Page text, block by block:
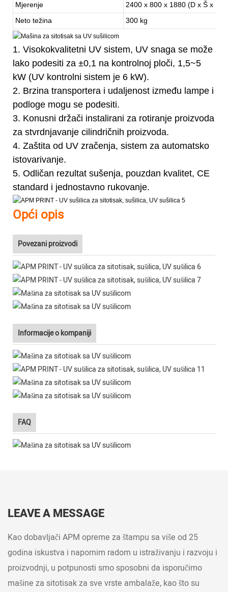
Mjerenje
2400 x 800 x 1880 (D x Š x V)
Neto težina
300 kg
1. Visokokvalitetni UV sistem, UV snaga se može
lako podesiti za ±0,1 na kontrolnoj ploči, 1,5~5
kW (UV kontrolni sistem je 6 kW).
2. Brzina transportera i udaljenost između lampe i
podloge mogu se podesiti.
3. Konusni držači instalirani za rotiranje proizvoda
za stvrdnjavanje cilindričnih proizvoda.
4. Zaštita od UV zračenja, sistem za automatsko
istovarivanje.
5. Odličan rezultat sušenja, pouzdan kvalitet, CE
standard i jednostavno rukovanje.
Opći opis
Povezani proizvodi
Informacije o kompaniji
FAQ
LEAVE A MESSAGE
Kao dobavljači APM opreme za štampu sa više od 25
godina iskustva i napornim radom u istraživanju i razvoju i
proizvodnji, u potpunosti smo sposobni da isporučimo
mašine za sitotisak za sve vrste ambalaže, kao što su